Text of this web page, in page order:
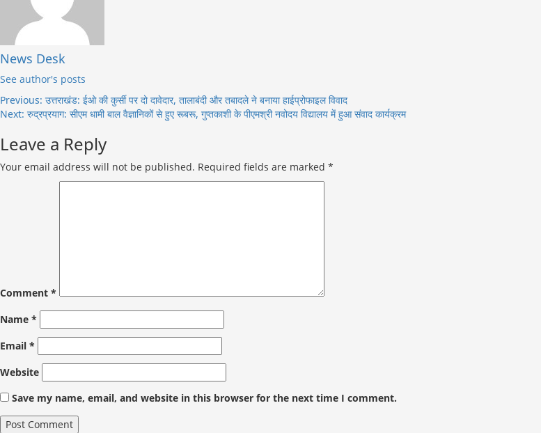
News Desk
See author's posts
Post
navigation
Previous: उत्तराखंड: ईओ की कुर्सी पर दो दावेदार, तालाबंदी और तबादले ने बनाया हाईप्रोफाइल विवाद
Next: रुद्रप्रयाग: सीएम धामी बाल वैज्ञानिकों से हुए रूबरू, गुप्तकाशी के पीएमश्री नवोदय विद्यालय में हुआ संवाद कार्यक्रम
Leave a Reply
Your email address will not be published. Required fields are marked *
Comment *
Name *
Email *
Website
Save my name, email, and website in this browser for the next time I comment.